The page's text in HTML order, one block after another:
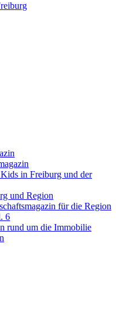
in Freiburg und der
und Region
für die Region
6
rund um die Immobilie